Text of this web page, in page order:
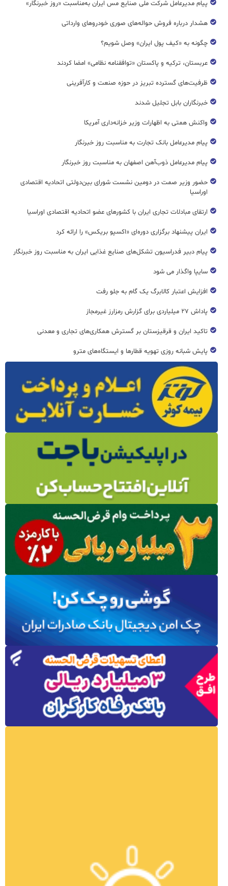
پیام مدیرعامل شرکت ملی صنایع مس ایران به‌مناسبت «روز خبرنگار»
هشدار درباره فروش حواله‌های صوری خودروهای وارداتی
چگونه به «کیف پول ایران» وصل شویم؟
عربستان، ترکیه و پاکستان «توافقنامه نظامی» امضا کردند
ظرفیت‌های گسترده‌ تبریز در حوزه صنعت و کارآفرینی
خبرنگاران بابل تجلیل شدند
واکنش همتی به اظهارات وزیر خزانه‌داری آمریکا
پیام مدیرعامل بانک تجارت به مناسبت روز خبرنگار
پیام مدیرعامل ذوب‌آهن اصفهان به مناسبت روز خبرنگار
حضور وزیر صمت در دومین نشست شورای بین‌دولتی اتحادیه اقتصادی
اوراسیا
ارتقای مبادلات تجاری ایران با کشورهای عضو اتحادیه اقتصادی اوراسیا
ایران پیشنهاد برگزاری دوره‌ای «اکسپو بریکس» را ارائه کرد
پیام دبیر فدراسیون تشکل‌های صنایع غذایی ایران به مناسبت روز خبرنگار
سایپا واگذار می شود
افزایش اعتبار کالابرگ یک گام به جلو رفت
پاداش ۲۷ میلیاردی برای گزارش رمزارز غیرمجاز
تاکید ایران و قرقیزستان بر گسترش همکاری‌های تجاری و معدنی
پایش شبانه روزی تهویه قطار‌ها و ایستگاه‌های مترو